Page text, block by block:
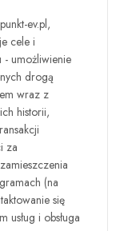
punkt-ev.pl,
cele i
- umożliwienie
drogą
wraz z
historii,
za
(na
się
i obsługa